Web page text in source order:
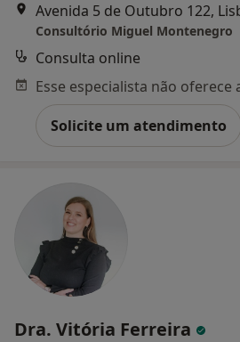
Avenida 5 de Outubro 122,
Consultório Miguel Montenegro
Consulta online
Solicite um atendimento
Dra. Vitória Ferreira